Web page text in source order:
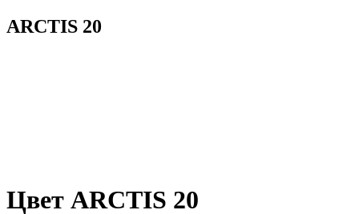
ARCTIS 20
Цвет ARCTIS 20